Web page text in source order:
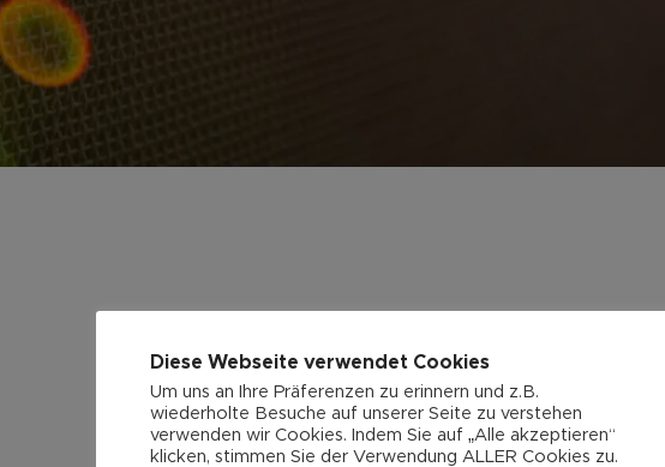
Diese Webseite verwendet Cookies
Um uns an Ihre Präferenzen zu erinnern und z.B.
wiederholte Besuche auf unserer Seite zu verstehen
verwenden wir Cookies. Indem Sie auf „Alle akzeptieren“
klicken, stimmen Sie der Verwendung ALLER Cookies zu.